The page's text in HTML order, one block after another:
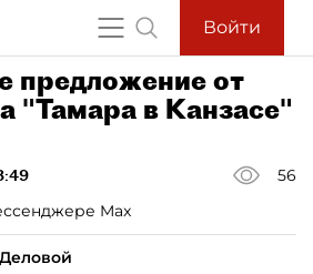
Войти
предложение от
"Тамара в Канзасе"
56
Max